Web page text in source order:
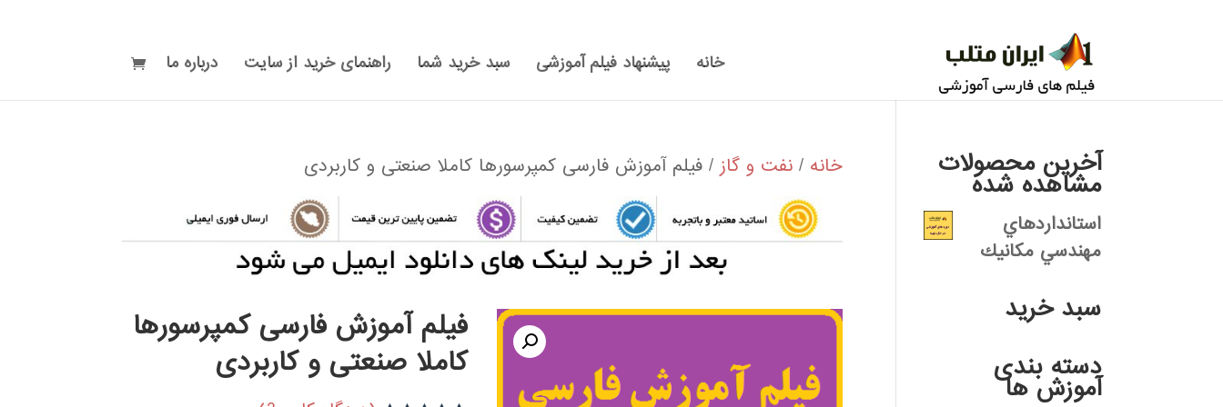
خانه پیشنهاد فیلم آموزشی سبد خرید شما راهنمای خرید از سایت درباره ما
خانه / نفت و گاز / فیلم آموزش فارسی کمپرسورها کاملا صنعتی و کاربردی
فیلم آموزش فارسی کمپرسورها
کاملا صنعتی و کاربردی
آخرین محصولات
مشاهده شده
استانداردهاي
مهندسي مكانيك
سبد خرید
دسته بندی
آموزش ها